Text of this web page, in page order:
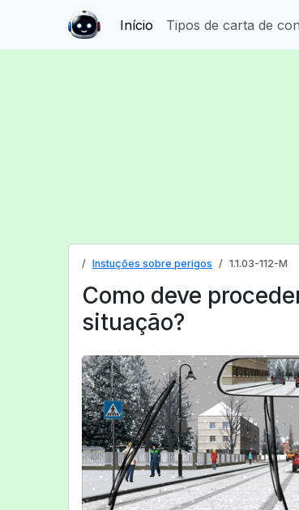
Início Tipos de carta de
Instuções sobre perigos 1.1.03-112-M
Como deve
situação?